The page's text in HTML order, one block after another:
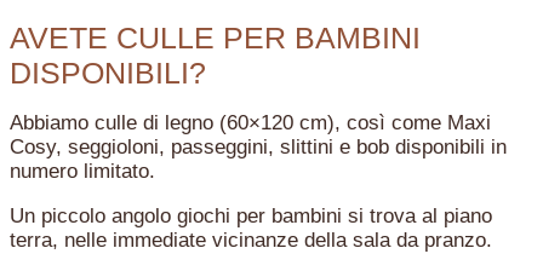
AVETE CULLE PER BAMBINI
DISPONIBILI?
Abbiamo culle di legno (60×120 cm), così come Maxi
Cosy, seggioloni, passeggini, slittini e bob disponibili in
numero limitato.
Un piccolo angolo giochi per bambini si trova al piano
terra, nelle immediate vicinanze della sala da pranzo.